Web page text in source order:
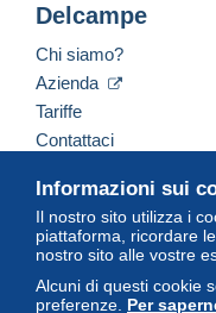
Informazioni sui
Il nostro sito utilizza i
piattaforma, ricordare
nostro sito alle vostre
Alcuni di questi cookie
preferenze. Per
Delcampe
Chi siamo?
Azienda
Tariffe
Contattaci
Italiano USD
© Delcampe